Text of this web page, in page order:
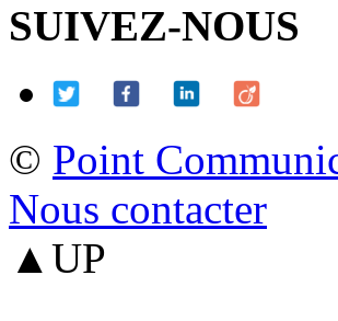
SUIVEZ-NOUS
© Point
Nous contacter
▲UP